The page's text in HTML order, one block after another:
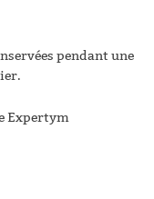
pendant une
Expertym